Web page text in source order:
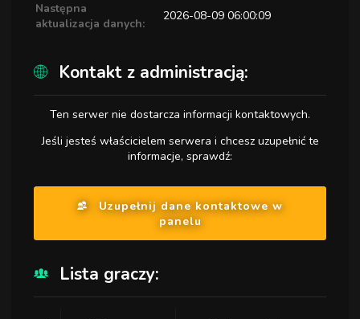
Następna
aktualizacja danych:
2026-08-09 06:00:09
Kontakt z administracją:
Ten serwer nie dostarcza informacji kontaktowych.
Jeśli jesteś właścicielem serwera i chcesz uzupełnić te
informacje, sprawdź:
Uzupełnij dane kontaktowe w
panelu
Lista graczy: